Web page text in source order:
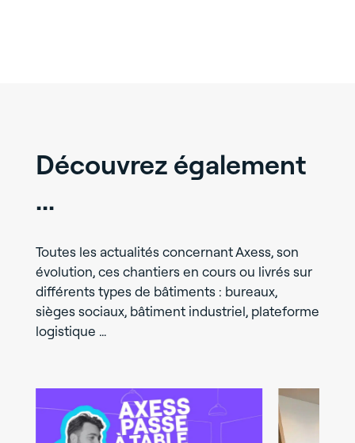
Découvrez également
...
Toutes les actualités concernant Axess, son
évolution, ces chantiers en cours ou livrés sur
différents types de bâtiments : bureaux,
sièges sociaux, bâtiment industriel, plateforme
logistique …